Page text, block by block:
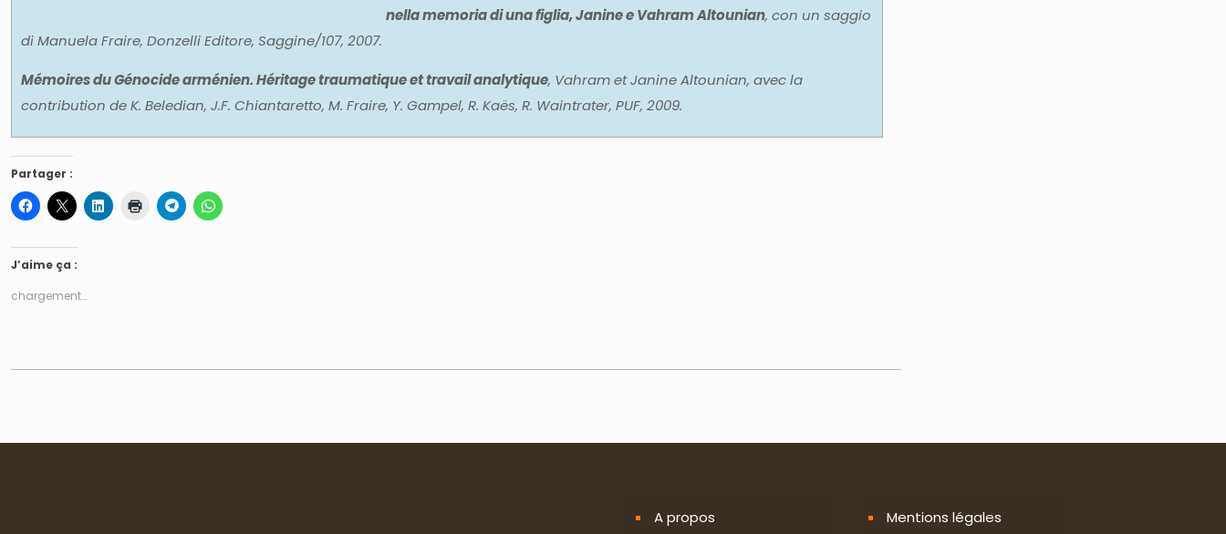
nella memoria di una figlia, Janine e Vahram Altounian, con un saggio
di Manuela Fraire, Donzelli Editore, Saggine/107, 2007.
Mémoires du Génocide arménien. Héritage traumatique et travail analytique, Vahram et Janine Altounian, avec la
contribution de K. Beledian, J.F. Chiantaretto, M. Fraire, Y. Gampel, R. Kaës, R. Waintrater, PUF, 2009.
Partager :
J’aime ça :
chargement…
A propos Mentions légales